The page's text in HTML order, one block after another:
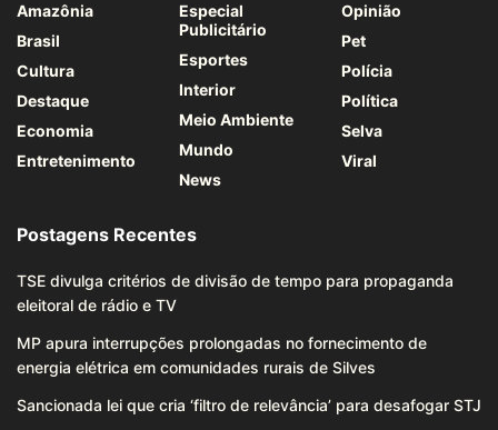
Amazônia
Brasil
Cultura
Destaque
Economia
Entretenimento
Especial
Publicitário
Esportes
Interior
Meio Ambiente
Mundo
News
Opinião
Pet
Polícia
Política
Selva
Viral
Postagens Recentes
TSE divulga critérios de divisão de tempo para propaganda
eleitoral de rádio e TV
MP apura interrupções prolongadas no fornecimento de
energia elétrica em comunidades rurais de Silves
Sancionada lei que cria ‘filtro de relevância’ para desafogar STJ